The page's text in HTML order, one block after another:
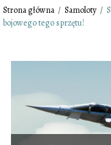
Strona główna / Samoloty /
bojowego tego sprzętu!